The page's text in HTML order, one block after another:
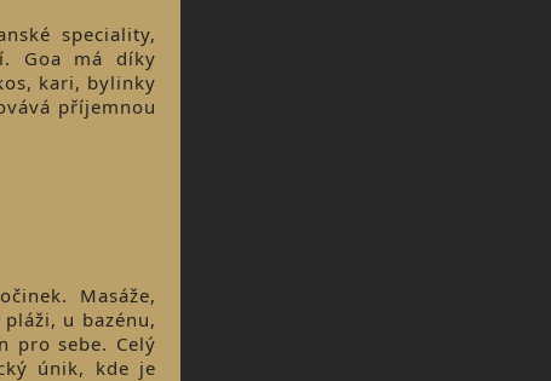
speciality,
Goa má díky
kari, bylinky
příjemnou
Masáže,
u bazénu,
pro sebe. Celý
únik, kde je